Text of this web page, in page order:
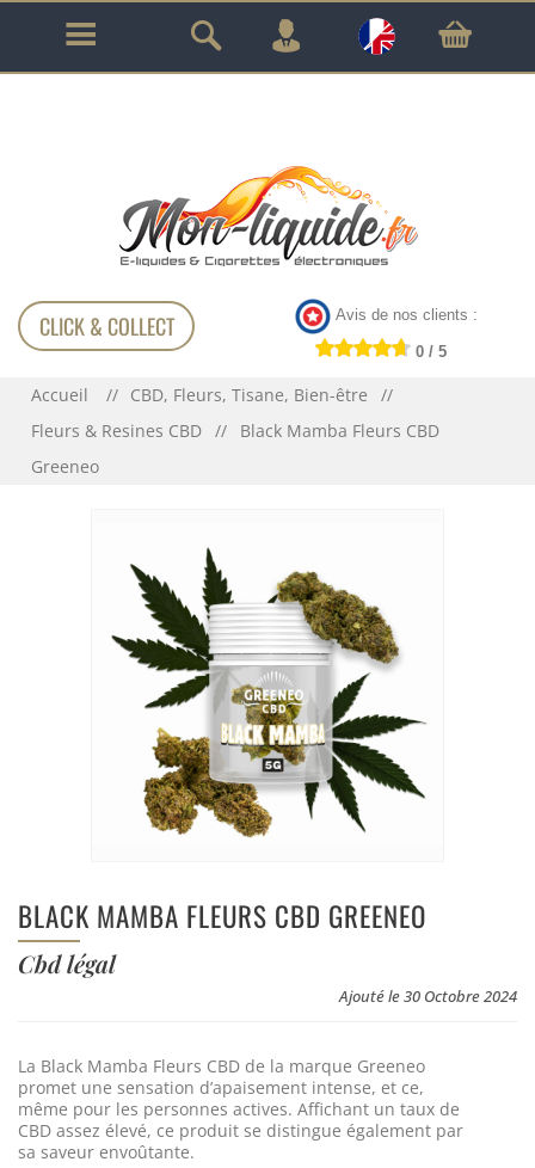
GARANTIE À VIE SUR TOUT LE MATÉRIEL
!!!
CLICK & COLLECT Avis de nos clients :
0 / 5
Accueil
CBD, Fleurs, Tisane, Bien-être
Fleurs & Resines CBD
Black Mamba Fleurs CBD
Greeneo
BLACK MAMBA FLEURS CBD GREENEO
Cbd légal
Ajouté le 30 Octobre 2024
La Black Mamba Fleurs CBD de la marque Greeneo
promet une sensation d’apaisement intense, et ce,
même pour les personnes actives. Affichant un taux de
CBD assez élevé, ce produit se distingue également par
sa saveur envoûtante.